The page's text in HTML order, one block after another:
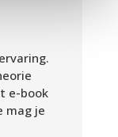
e-book
mag je